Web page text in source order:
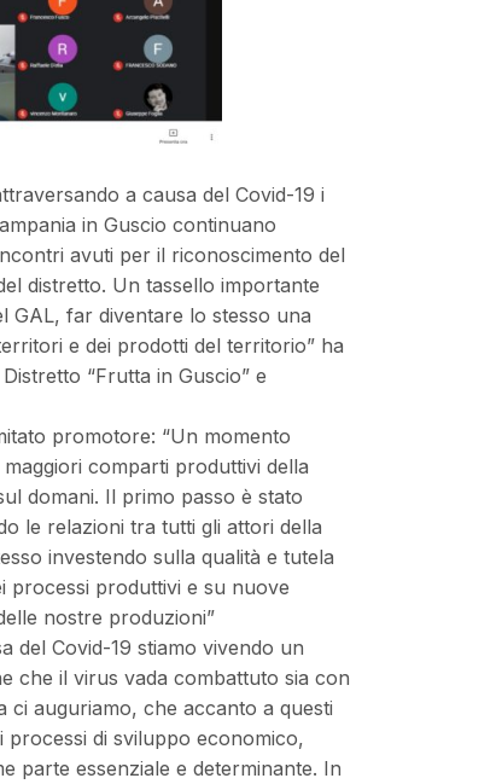
a causa del Covid-19 i
in Guscio continuano
avuti per il riconoscimento del
distretto. Un tassello importante
GAL, far diventare lo stesso una
e dei prodotti del territorio” ha
“Frutta in Guscio” e
promotore: “Un momento
comparti produttivi della
domani. Il primo passo è stato
le relazioni tra tutti gli attori della
investendo sulla qualità e tutela
processi produttivi e su nuove
nostre produzioni”
del Covid-19 stiamo vivendo un
che il virus vada combattuto sia con
auguriamo, che accanto a questi
di sviluppo economico,
parte essenziale e determinante. In